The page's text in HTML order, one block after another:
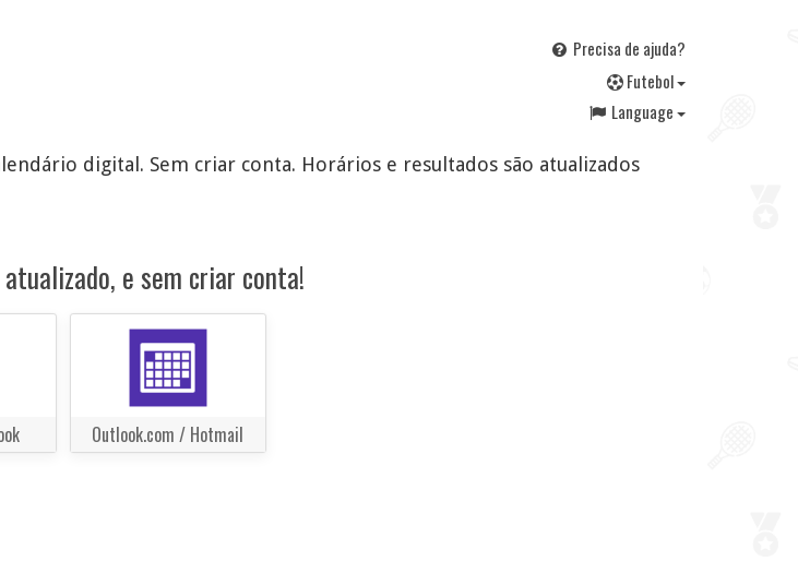
Precisa de ajuda?
Futebol
Language
digital. Sem criar conta. Horários e resultados são atualizados
e sem criar conta!
Outlook.com / Hotmail